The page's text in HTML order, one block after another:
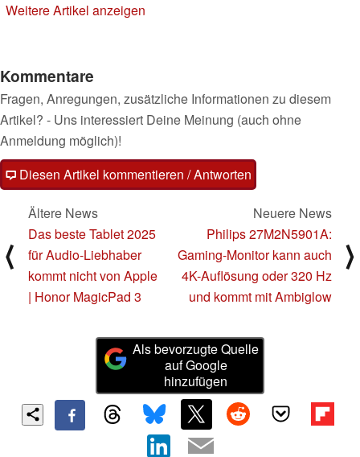
Weitere Artikel anzeigen
Kommentare
Fragen, Anregungen, zusätzliche Informationen zu diesem
Artikel? - Uns interessiert Deine Meinung (auch ohne
Anmeldung möglich)!
Diesen Artikel kommentieren / Antworten
⟨
Ältere News
Das beste Tablet 2025
für Audio-Liebhaber
kommt nicht von Apple
| Honor MagicPad 3
Neuere News
Philips 27M2N5901A:
Gaming-Monitor kann auch
4K-Auflösung oder 320 Hz
und kommt mit Ambiglow
⟩
Als bevorzugte Quelle
auf Google
hinzufügen